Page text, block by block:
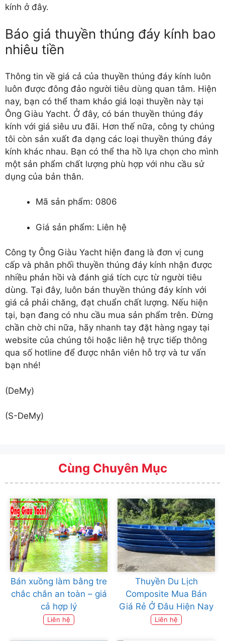
kính ở đây.
Báo giá thuyền thúng đáy kính bao
nhiêu tiền
Thông tin về giá cả của thuyền thúng đáy kính luôn
luôn được đông đảo người tiêu dùng quan tâm. Hiện
nay, bạn có thể tham khảo giá loại thuyền này tại
Ông Giàu Yacht. Ở đây, có bán thuyền thúng đáy
kính với giá siêu ưu đãi. Hơn thế nữa, công ty chúng
tôi còn sản xuất đa dạng các loại thuyền thúng đáy
kính khác nhau. Bạn có thể tha hồ lựa chọn cho mình
một sản phẩm chất lượng phù hợp với nhu cầu sử
dụng của bản thân.
Mã sản phẩm: 0806
Giá sản phẩm: Liên hệ
Công ty Ông Giàu Yacht hiện đang là đơn vị cung
cấp và phân phối thuyền thúng đáy kính nhận được
nhiều phản hồi và đánh giá tích cực từ người tiêu
dùng. Tại đây, luôn bán thuyền thúng đáy kính với
giá cả phải chăng, đạt chuẩn chất lượng. Nếu hiện
tại, bạn đang có nhu cầu mua sản phẩm trên. Đừng
chần chờ chi nữa, hãy nhanh tay đặt hàng ngay tại
website của chúng tôi hoặc liên hệ trực tiếp thông
qua số hotline để được nhân viên hỗ trợ và tư vấn
bạn nhé!
(DeMy)
(S-DeMy)
Cùng Chuyên Mục
Bán xuồng làm bằng tre
chắc chắn an toàn – giá
cả hợp lý
Liên hệ
Thuyền Du Lịch
Composite Mua Bán
Giá Rẻ Ở Đâu Hiện Nay
Liên hệ